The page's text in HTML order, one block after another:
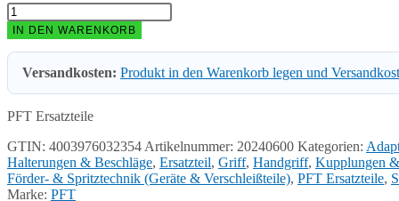
PFT
Handgriff
ZARGOMAT
mit
Adapter
Menge
IN DEN WARENKORB
Versandkosten: Produkt in den Warenkorb legen und
PFT Ersatzteile
GTIN: 4003976032354 Artikelnummer: 20240600 Kategorien:
Halterungen & Beschläge, Ersatzteil, Griff, Handgriff, Kupplungen
Förder- & Spritztechnik (Geräte & Verschleißteile), PFT Ersatzteile,
Marke: PFT